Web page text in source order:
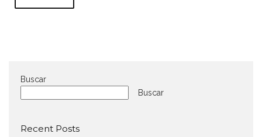
Buscar
Buscar
Recent Posts